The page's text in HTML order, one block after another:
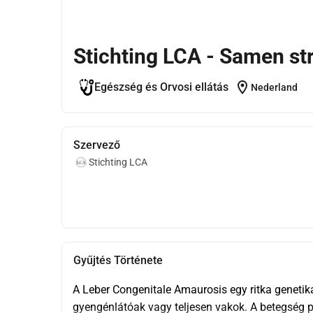
Stichting LCA - Samen
Egészség és Orvosi ellátás location_on Nederland
Szervező
Stichting LCA
Gyűjtés Története
A Leber Congenitale Amaurosis egy ritka
gyengénlátóak vagy teljesen vakok. A